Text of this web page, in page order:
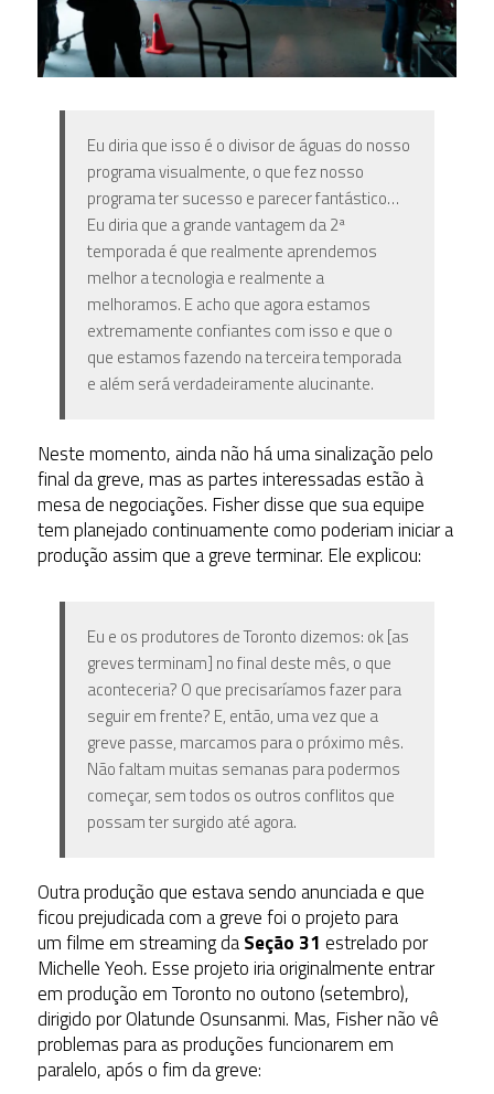
Eu diria que isso é o divisor de águas do nosso
programa visualmente, o que fez nosso
programa ter sucesso e parecer fantástico…
Eu diria que a grande vantagem da 2ª
temporada é que realmente aprendemos
melhor a tecnologia e realmente a
melhoramos. E acho que agora estamos
extremamente confiantes com isso e que o
que estamos fazendo na terceira temporada
e além será verdadeiramente alucinante.
Neste momento, ainda não há uma sinalização pelo
final da greve, mas as partes interessadas estão à
mesa de negociações. Fisher disse que sua equipe
tem planejado continuamente como poderiam iniciar a
produção assim que a greve terminar. Ele explicou:
Eu e os produtores de Toronto dizemos: ok [as
greves terminam] no final deste mês, o que
aconteceria? O que precisaríamos fazer para
seguir em frente? E, então, uma vez que a
greve passe, marcamos para o próximo mês.
Não faltam muitas semanas para podermos
começar, sem todos os outros conflitos que
possam ter surgido até agora.
Outra produção que estava sendo anunciada e que
ficou prejudicada com a greve foi o projeto para
um filme em streaming daSeção 31 estrelado por
Michelle Yeoh.Esse projeto iria originalmente entrar
em produção em Toronto no outono (setembro),
dirigido por Olatunde Osunsanmi. Mas, Fisher não vê
problemas para as produções funcionarem em
paralelo, após o fim da greve: